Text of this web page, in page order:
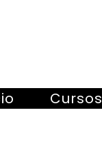
Cursos